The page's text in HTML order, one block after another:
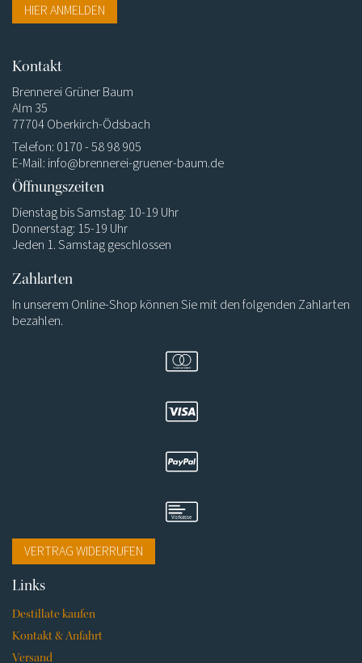
HIER ANMELDEN
Kontakt
Brennerei Grüner Baum
Alm 35
77704 Oberkirch-Ödsbach
Telefon: 0170 - 58 98 905
E-Mail: info@brennerei-gruener-baum.de
Öffnungszeiten
Dienstag bis Samstag: 10-19 Uhr
Donnerstag: 15-19 Uhr
Jeden 1. Samstag geschlossen
Zahlarten
In unserem Online-Shop können Sie mit den folgenden Zahlarten
bezahlen.
VERTRAG WIDERRUFEN
Links
Navigation
Destillate kaufen
Kontakt & Anfahrt
Versand